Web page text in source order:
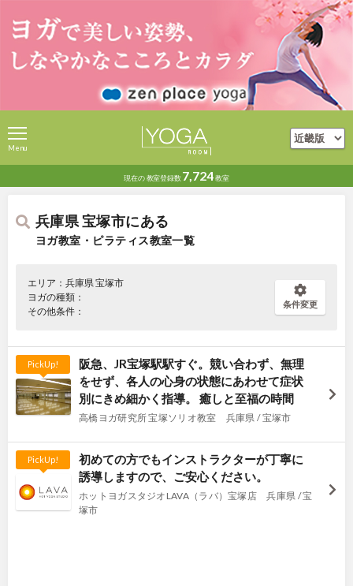
現在の教室登録数 7,724教室
Menu
兵庫県 宝塚市にある
ヨガ教室・ピラティス教室一覧
エリア：兵庫県 宝塚市
ヨガの種類：
その他条件：
条件変更
PickUp!
阪急、JR宝塚駅駅すぐ。競い合わず、無理
をせず、各人の心身の状態にあわせて症状
別にきめ細かく指導。 癒しと至福の時間
高橋ヨガ研究所 宝塚ソリオ教室 兵庫県 / 宝塚市
PickUp!
初めての方でもインストラクターが丁寧に
誘導しますので、ご安心ください。
ホットヨガスタジオLAVA（ラバ）宝塚店 兵庫県 / 宝
塚市